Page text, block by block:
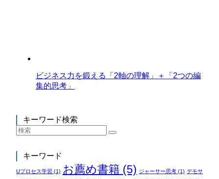
ビジネス力を鍛える「2軸の理解」＋「2つの編
集的思考」
キーワード検索
キーワード
Uプロセス学習 (1) お薦め書籍 (5) ジャーサー思考(1) デモサ